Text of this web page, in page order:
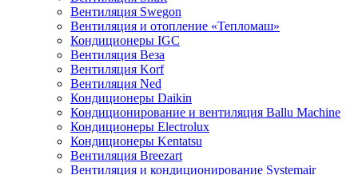
Вентиляция Swegon
Вентиляция и отопление «Тепломаш»
Кондиционеры IGC
Вентиляция Веза
Вентиляция Korf
Вентиляция Ned
Кондиционеры Daikin
Кондиционирование и вентиляция Ballu Machine
Кондиционеры Electrolux
Кондиционеры Kentatsu
Вентиляция Breezart
Вентиляция и кондиционирование Systemair